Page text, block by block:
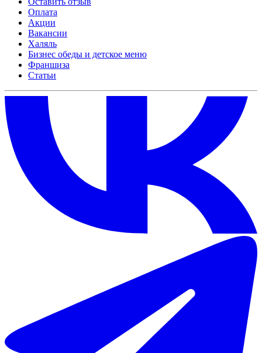
Оплата
Акции
Вакансии
Халяль
Бизнес обеды и детское меню
Франшиза
Статьи